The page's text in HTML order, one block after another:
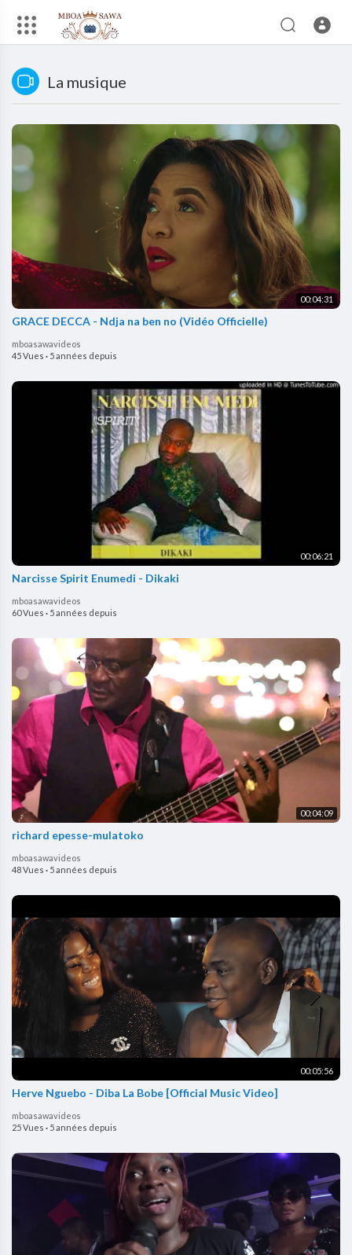
La musique
00:04:31
GRACE DECCA - Ndja na ben no (Vidéo Officielle)
mboasawavideos
45 Vues · 5 années depuis
00:06:21
Narcisse Spirit Enumedi - Dikaki
mboasawavideos
60 Vues · 5 années depuis
00:04:09
richard epesse-mulatoko
mboasawavideos
48 Vues · 5 années depuis
00:05:56
Herve Nguebo - Diba La Bobe [Official Music Video]
mboasawavideos
25 Vues · 5 années depuis